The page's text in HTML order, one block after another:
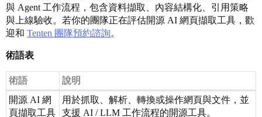
與 Agent 工作流程，包含資料擷取、內容結構化、引用策略
與上線驗收。若你的團隊正在評估開源 AI 網頁擷取工具，歡
迎和 Tenten 團隊預約諮詢。
術語表
術語
說明
開源 AI 網
頁擷取工具
用於抓取、解析、轉換或操作網頁與文件，並
支援 AI / LLM 工作流程的開源工具。